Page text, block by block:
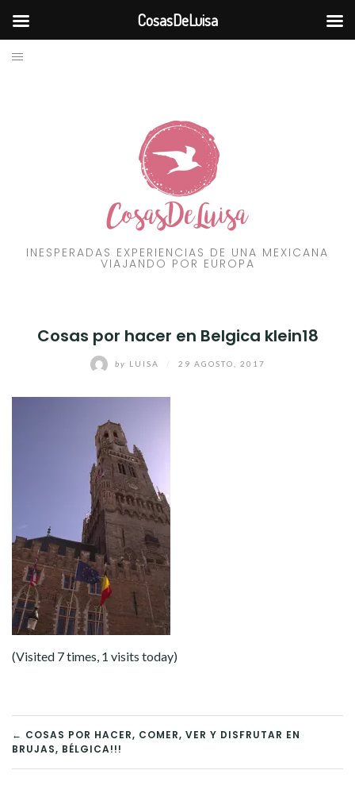
Skip
INESPERADAS EXPERIENCIAS DE UNA MEXICANA
VIAJANDO POR EUROPA
Cosas por hacer en Belgica klein18
by LUISA 29 AGOSTO, 2017
(Visited 7 times, 1 visits today)
NAVEGACIÓN
DE
← COSAS POR HACER, COMER, VER Y DISFRUTAR EN
BRUJAS, BÉLGICA!!!
CosasDeLuisa